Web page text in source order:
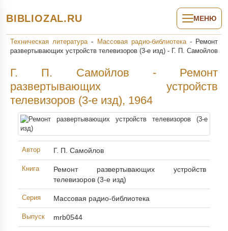
BIBLIOZAL.RU МЕНЮ
Техническая литература- Массовая радио-библиотека- Ремонт
развертывающих устройств телевизоров (3-е изд) - Г. П. Самойлов
Г. П. Самойлов - Ремонт
развертывающих устройств
телевизоров (3-е изд), 1964
Автор Г. П. Самойлов
Книга
Ремонт развертывающих устройств
телевизоров (3-е изд)
Серия Массовая радио-библиотека
Выпуск mrb0544